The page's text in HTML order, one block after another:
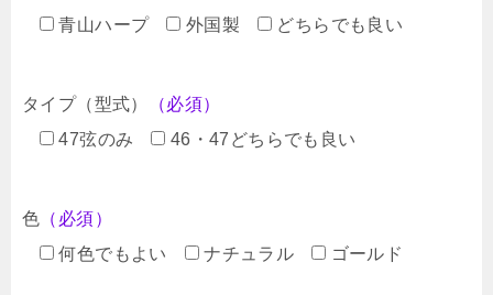
青山ハープ
外国製 どちらでも良い
タイプ（型式）
（必須）
47弦のみ
46・47どちらでも良い
色 （必須）
何色でもよい
ナチュラル ゴールド